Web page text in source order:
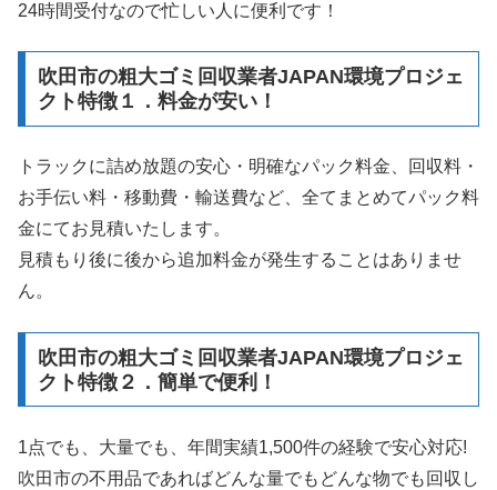
24時間受付なので忙しい人に便利です！
吹田市の粗大ゴミ回収業者JAPAN環境プロジェ
クト特徴１．料金が安い！
トラックに詰め放題の安心・明確なパック料金、回収料・
お手伝い料・移動費・輸送費など、全てまとめてパック料
金にてお見積いたします。
見積もり後に後から追加料金が発生することはありませ
ん。
吹田市の粗大ゴミ回収業者JAPAN環境プロジェ
クト特徴２．簡単で便利！
1点でも、大量でも、年間実績1,500件の経験で安心対応!
吹田市の不用品であればどんな量でもどんな物でも回収し